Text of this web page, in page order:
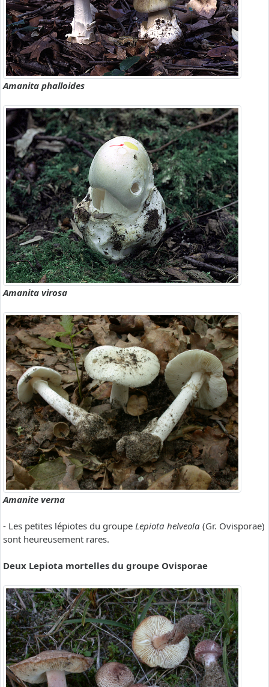
Amanita phalloides
Amanita virosa
Amanite verna
- Les petites lépiotes du groupe Lepiota helveola (Gr. Ovisporae)
sont heureusement rares.
Deux Lepiota mortelles du groupe Ovisporae